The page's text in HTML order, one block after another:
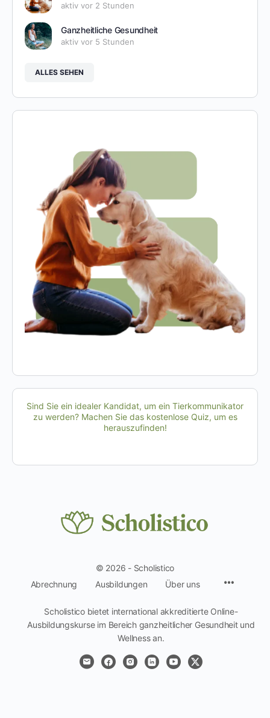
aktiv vor 2 Stunden
Ganzheitliche Gesundheit
aktiv vor 5 Stunden
ALLES SEHEN
Sind Sie ein idealer Kandidat, um ein Tierkommunikator
zu werden? Machen Sie das kostenlose Quiz, um es
herauszufinden!
© 2026 - Scholistico
Abrechnung
Ausbildungen Über uns
Scholistico bietet international akkreditierte Online-
Ausbildungskurse im Bereich ganzheitlicher Gesundheit und
Wellness an.